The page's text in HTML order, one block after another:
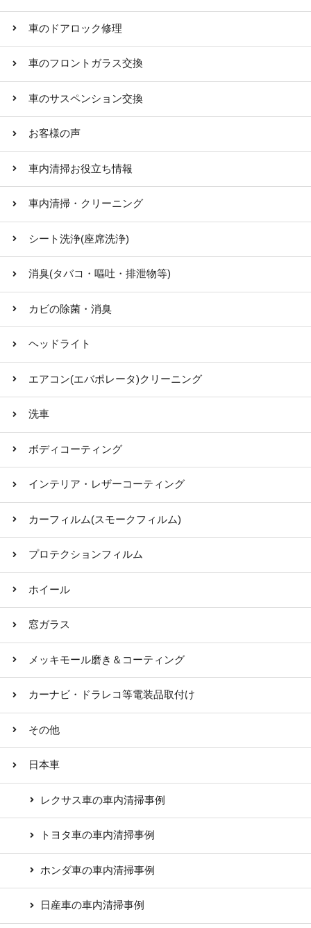
車のドアロック修理
車のフロントガラス交換
車のサスペンション交換
お客様の声
車内清掃お役立ち情報
車内清掃・クリーニング
シート洗浄(座席洗浄)
消臭(タバコ・嘔吐・排泄物等)
カビの除菌・消臭
ヘッドライト
エアコン(エバポレータ)クリーニング
洗車
ボディコーティング
インテリア・レザーコーティング
カーフィルム(スモークフィルム)
プロテクションフィルム
ホイール
窓ガラス
メッキモール磨き＆コーティング
カーナビ・ドラレコ等電装品取付け
その他
日本車
レクサス車の車内清掃事例
トヨタ車の車内清掃事例
ホンダ車の車内清掃事例
日産車の車内清掃事例